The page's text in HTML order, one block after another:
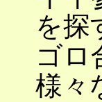
を探
ゴロ
様々